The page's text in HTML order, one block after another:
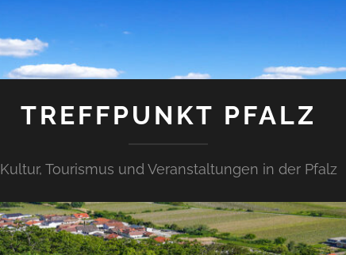
TREFFPUNKT PFALZ
Kultur, Tourismus und Veranstaltungen in der Pfalz